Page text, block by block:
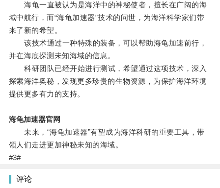
海龟一直被认为是海洋中的神秘使者，擅长在广阔的海
域中航行，而“海龟加速器”技术的问世，为海洋科学家们带
来了新的希望。
该技术通过一种特殊的装备，可以帮助海龟加速前行，
并在海底探测未知海域的信息。
科研团队已经开始进行测试，希望通过这项技术，深入
探索海洋奥秘，发现更多珍贵的生物资源，为保护海洋环境
提供更多有力的支持。
海龟加速器官网
未来，“海龟加速器”有望成为海洋科研的重要工具，带
领人们走进更加神秘未知的海域。
#3#
评论